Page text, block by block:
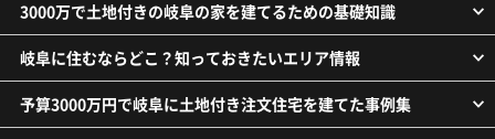
3000万で土地付きの岐阜の家を建てるための基礎知識
岐阜に住むならどこ？知っておきたいエリア情報
予算3000万円で岐阜に土地付き注文住宅を建てた事例集